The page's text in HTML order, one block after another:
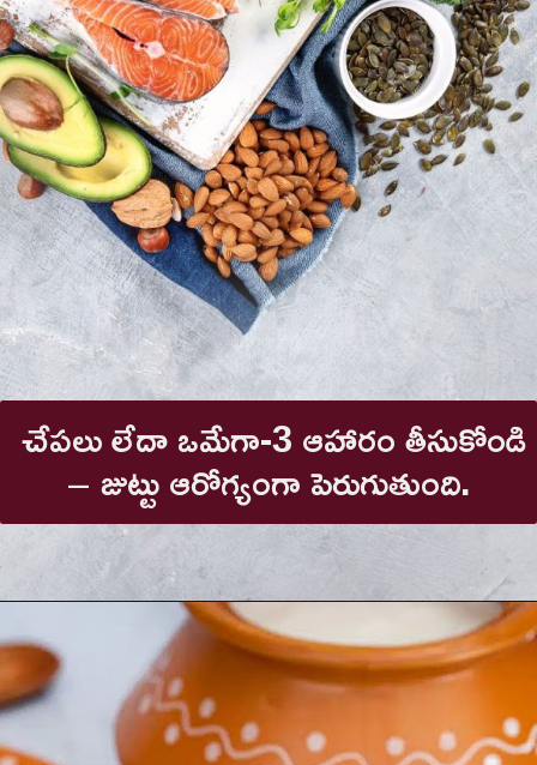
చేపలు లేదా ఒమేగా-3 ఆహారం తీసుకోండి
– జుట్టు ఆరోగ్యంగా పెరుగుతుంది.